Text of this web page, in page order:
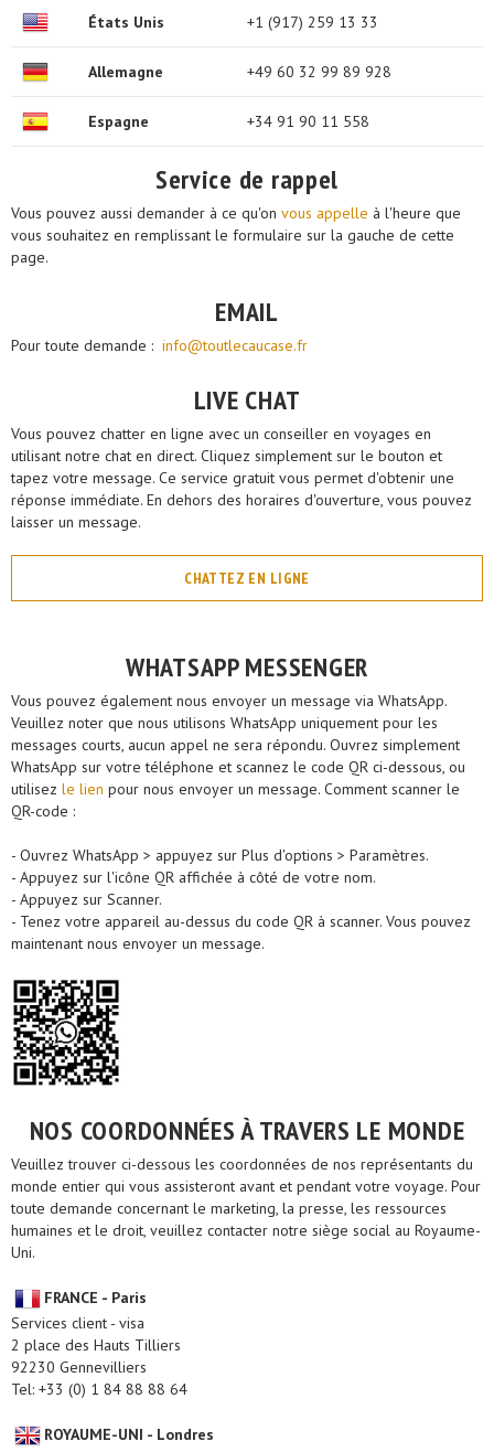
États Unis +1 (917) 259 13 33
Allemagne +49 60 32 99 89 928
Espagne +34 91 90 11 558
Service de rappel
Vous pouvez aussi demander à ce qu'on vous appelle à l'heure que
vous souhaitez en remplissant le formulaire sur la gauche de cette
page.
EMAIL
Pour toute demande : i​nfo@toutlecaucase.fr
LIVE CHAT
Vous pouvez chatter en ligne avec un conseiller en voyages en
utilisant notre chat en direct. Cliquez simplement sur le bouton et
tapez votre message. Ce service gratuit vous permet d'obtenir une
réponse immédiate. En dehors des horaires d'ouverture, vous pouvez
laisser un message.
CHATTEZ EN LIGNE
WHATSAPP MESSENGER
Vous pouvez également nous envoyer un message via WhatsApp.
Veuillez noter que nous utilisons WhatsApp uniquement pour les
messages courts, aucun appel ne sera répondu. Ouvrez simplement
WhatsApp sur votre téléphone et scannez le code QR ci-dessous, ou
utilisez le lien pour nous envoyer un message. Comment scanner le
QR-code :
- Ouvrez WhatsApp > appuyez sur Plus d'options > Paramètres.
- Appuyez sur l'icône QR affichée à côté de votre nom.
- Appuyez sur Scanner.
- Tenez votre appareil au-dessus du code QR à scanner. Vous pouvez
maintenant nous envoyer un message.
NOS COORDONNÉES À TRAVERS LE MONDE
Veuillez trouver ci-dessous les coordonnées de nos représentants du
monde entier qui vous assisteront avant et pendant votre voyage. Pour
toute demande concernant le marketing, la presse, les ressources
humaines et le droit, veuillez contacter notre siège social au Royaume-
Uni.
FRANCE - Paris
Services client - visa
2 place des Hauts Tilliers
92230 Gennevilliers
Tel: +33 (0) 1 84 88 88 64
ROYAUME-UNI - Londres